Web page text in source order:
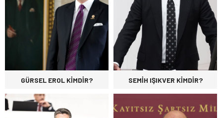
GÜRSEL EROL KİMDİR? SEMİH IŞIKVER KİMDİR?